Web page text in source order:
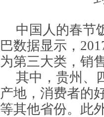
中国人的春节
巴数据显示，
为第三大类，销
其中，贵州、
产地，消费者的
等其他省份。此